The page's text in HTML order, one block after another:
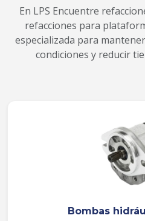
En LPS Encuentre
refacciones para
especializada para
condiciones y reducir
Bombas